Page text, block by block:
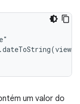
um valor do